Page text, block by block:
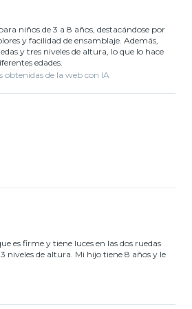
niños de 3 a 8 años, destacándose por
y facilidad de ensamblaje. Además,
y tres niveles de altura, lo que lo hace
edades.
obtenidas de la web con IA
es firme y tiene luces en las dos ruedas
niveles de altura. Mi hijo tiene 8 años y le